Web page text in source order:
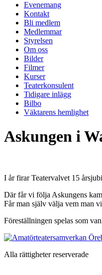
Evenemang
Kontakt
Bli medlem
Medlemmar
Styrelsen
Om oss
Bilder
Filmer
Kurser
Teaterkonsulent
Tidigare inlägg
Bilbo
Väktarens hemlighet
Askungen i
I år firar Teatervalvet 15
Där får vi följa Askungens
Får man själv välja vem man
Föreställningen spelas som
Alla rättigheter reserverade